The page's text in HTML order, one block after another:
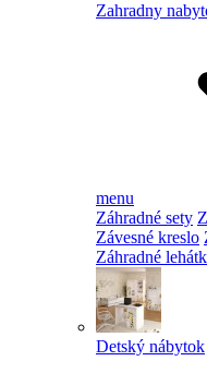
Zahradny
menu
Záhradné sety
Závesné kreslo
Záhradné
Detský nábytok